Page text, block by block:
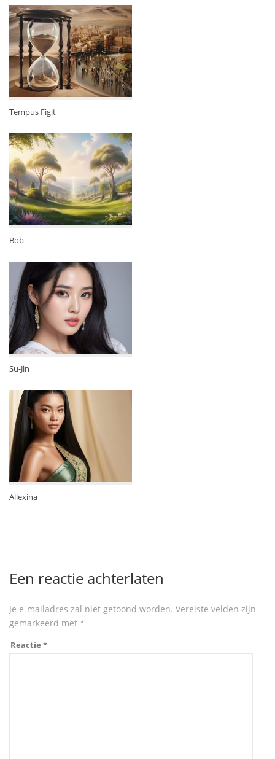
Tempus Figit
Bob
Su-Jin
Allexina
Een reactie achterlaten
Je e-mailadres zal niet getoond worden. Vereiste velden zijn
gemarkeerd met *
Reactie *